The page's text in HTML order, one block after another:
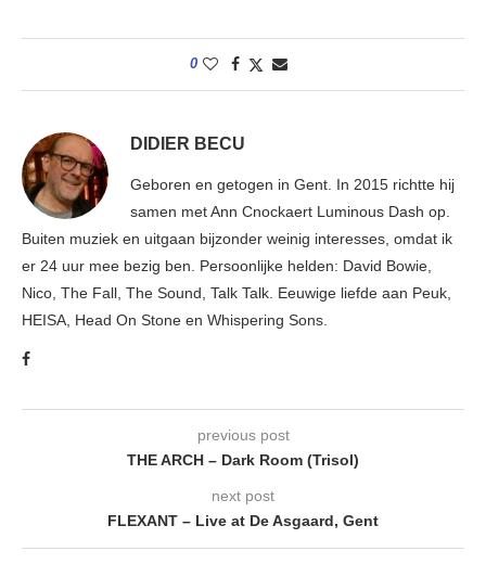
0
DIDIER BECU
Geboren en getogen in Gent. In 2015 richtte hij
samen met Ann Cnockaert Luminous Dash op.
Buiten muziek en uitgaan bijzonder weinig interesses, omdat ik
er 24 uur mee bezig ben. Persoonlijke helden: David Bowie,
Nico, The Fall, The Sound, Talk Talk. Eeuwige liefde aan Peuk,
HEISA, Head On Stone en Whispering Sons.
previous post
THE ARCH – Dark Room (Trisol)
next post
FLEXANT – Live at De Asgaard, Gent